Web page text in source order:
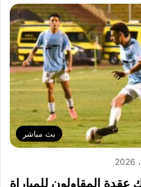
بث مباشر
المقاولون للمباراة